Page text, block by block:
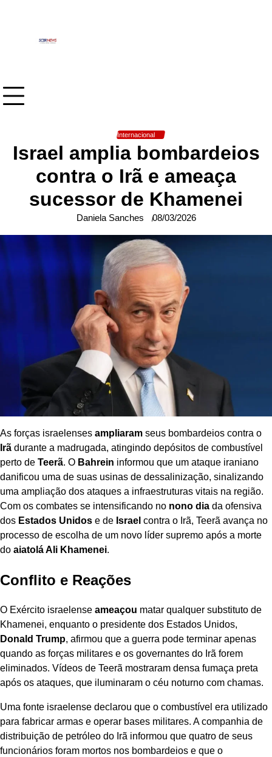
Internacional
Israel amplia bombardeios
contra o Irã e ameaça
sucessor de Khamenei
Daniela Sanches 08/03/2026
As forças israelenses ampliaram seus bombardeios contra o
Irã durante a madrugada, atingindo depósitos de combustível
perto de Teerã. O Bahrein informou que um ataque iraniano
danificou uma de suas usinas de dessalinização, sinalizando
uma ampliação dos ataques a infraestruturas vitais na região.
Com os combates se intensificando no nono dia da ofensiva
dos Estados Unidos e de Israel contra o Irã, Teerã avança no
processo de escolha de um novo líder supremo após a morte
do aiatolá Ali Khamenei.
Conflito e Reações
O Exército israelense ameaçou matar qualquer substituto de
Khamenei, enquanto o presidente dos Estados Unidos,
Donald Trump, afirmou que a guerra pode terminar apenas
quando as forças militares e os governantes do Irã forem
eliminados. Vídeos de Teerã mostraram densa fumaça preta
após os ataques, que iluminaram o céu noturno com chamas.
Uma fonte israelense declarou que o combustível era utilizado
para fabricar armas e operar bases militares. A companhia de
distribuição de petróleo do Irã informou que quatro de seus
funcionários foram mortos nos bombardeios e que o